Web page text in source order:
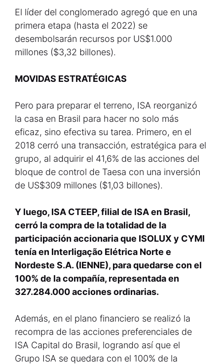
El líder del conglomerado agregó que en una
primera etapa (hasta el 2022) se
desembolsarán recursos por US$1.000
millones ($3,32 billones).
MOVIDAS ESTRATÉGICAS
Pero para preparar el terreno, ISA reorganizó
la casa en Brasil para hacer no solo más
eficaz, sino efectiva su tarea. Primero, en el
2018 cerró una transacción, estratégica para el
grupo, al adquirir el 41,6% de las acciones del
bloque de control de Taesa con una inversión
de US$309 millones ($1,03 billones).
Y luego, ISA CTEEP, filial de ISA en Brasil,
cerró la compra de la totalidad de la
participación accionaria que ISOLUX y CYMI
tenía en Interligação Elétrica Norte e
Nordeste S.A. (IENNE), para quedarse con el
100% de la compañía, representada en
327.284.000 acciones ordinarias.
Además, en el plano financiero se realizó la
recompra de las acciones preferenciales de
ISA Capital do Brasil, logrando así que el
Grupo ISA se quedara con el 100% de la